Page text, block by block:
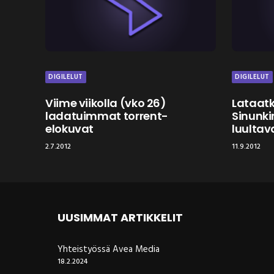
DIGILELUT
Viime viikolla (vko 26)
ladatuimmat torrent-
elokuvat
2.7.2012
DIGILELUT
11.9.2012
UUSIMMAT ARTIKKELIT
Yhteistyössä Avea Media
18.2.2024